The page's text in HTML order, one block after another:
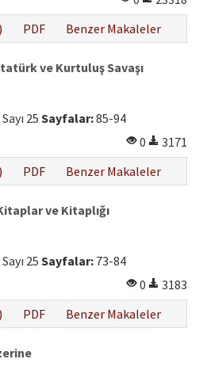
PDF Benzer Makaleler
ve Kurtuluş Savaşı
25 Sayfalar:85-94
0
3171
PDF Benzer Makaleler
ve Kitaplığı
25 Sayfalar: 73-84
0
3183
PDF Benzer Makaleler